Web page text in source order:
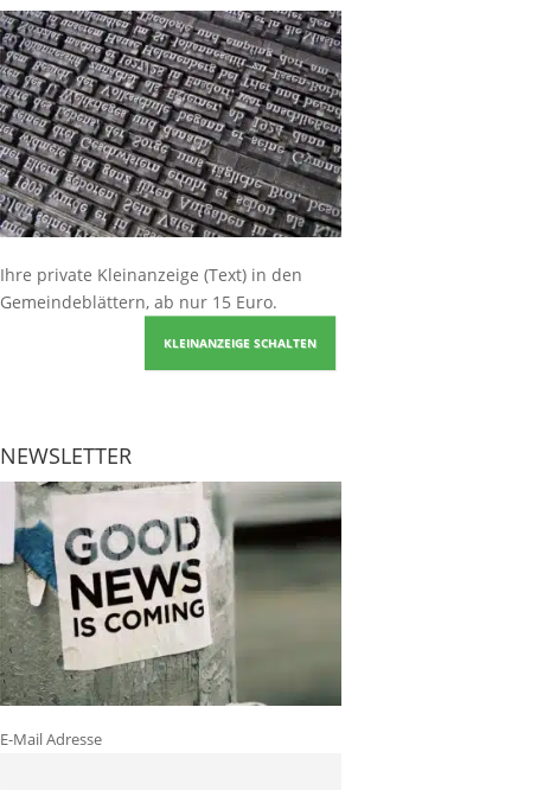
Ihre private Kleinanzeige (Text) in den
Gemeindeblättern, ab nur 15 Euro.
KLEINANZEIGE SCHALTEN
NEWSLETTER
E-Mail Adresse